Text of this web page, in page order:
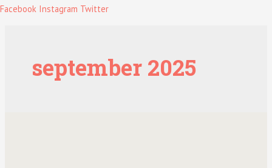
Facebook Instagram Twitter
september 2025